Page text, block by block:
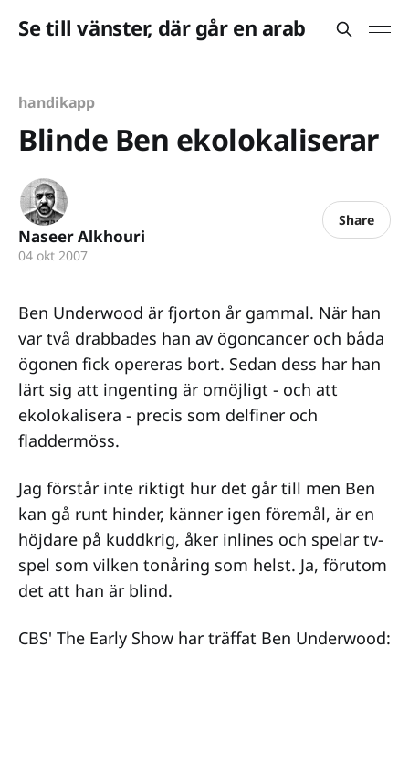
Se till vänster, där går en arab
handikapp
Blinde Ben ekolokaliserar
Naseer Alkhouri
04 okt 2007
Share
Ben Underwood är fjorton år gammal. När han
var två drabbades han av ögoncancer och båda
ögonen fick opereras bort. Sedan dess har han
lärt sig att ingenting är omöjligt - och att
ekolokalisera - precis som delfiner och
fladdermöss.
Jag förstår inte riktigt hur det går till men Ben
kan gå runt hinder, känner igen föremål, är en
höjdare på kuddkrig, åker inlines och spelar tv-
spel som vilken tonåring som helst. Ja, förutom
det att han är blind.
CBS' The Early Show har träffat Ben Underwood: